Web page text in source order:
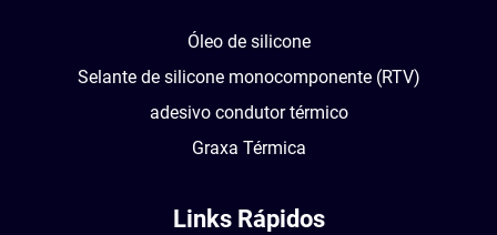
Óleo de silicone
Selante de silicone monocomponente (RTV)
adesivo condutor térmico
Graxa Térmica
Links Rápidos